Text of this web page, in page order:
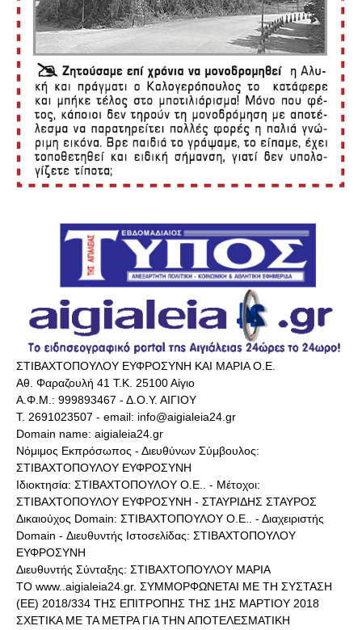
ΣΤΙΒΑΧΤΟΠΟΥΛΟΥ ΕΥΦΡΟΣΥΝΗ ΚΑΙ ΜΑΡΙΑ Ο.Ε.
Αθ. Φαραζουλή 41 Τ.Κ. 25100 Αίγιο
Α.Φ.Μ.: 999893467 - Δ.Ο.Υ. ΑΙΓΙΟΥ
Τ. 2691023507 - email: info@aigialeia24.gr
Domain name: aigialeia24.gr
Νόμιμος Εκπρόσωπος - Διευθύνων Σύμβουλος:
ΣΤΙΒΑΧΤΟΠΟΥΛΟΥ ΕΥΦΡΟΣΥΝΗ
Ιδιοκτησία: ΣΤΙΒΑΧΤΟΠΟΥΛΟΥ Ο.Ε.. - Μέτοχοι:
ΣΤΙΒΑΧΤΟΠΟΥΛΟΥ ΕΥΦΡΟΣΥΝΗ - ΣΤΑΥΡΙΔΗΣ ΣΤΑΥΡΟΣ
Δικαιούχος Domain: ΣΤΙΒΑΧΤΟΠΟΥΛΟΥ Ο.Ε.. - Διαχειριστής
Domain - Διευθυντής Ιστοσελίδας: ΣΤΙΒΑΧΤΟΠΟΥΛΟΥ
ΕΥΦΡΟΣΥΝΗ
Διευθυντής Σύνταξης: ΣΤΙΒΑΧΤΟΠΟΥΛΟΥ ΜΑΡΙΑ
ΤΟ www..aigialeia24.gr. ΣΥΜΜΟΡΦΩΝΕΤΑΙ ΜΕ ΤΗ ΣΥΣΤΑΣΗ
(ΕΕ) 2018/334 ΤΗΣ ΕΠΙΤΡΟΠΗΣ ΤΗΣ 1ΗΣ ΜΑΡΤΙΟΥ 2018
ΣΧΕΤΙΚΑ ΜΕ ΤΑ ΜΕΤΡΑ ΓΙΑ ΤΗΝ ΑΠΟΤΕΛΕΣΜΑΤΙΚΗ